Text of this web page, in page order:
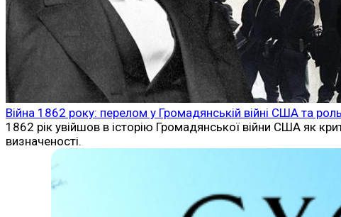
Війна 1862 року: перелом у Громадянській війні США та
1862 рік увійшов в історію Громадянської війни США як
визначеності.